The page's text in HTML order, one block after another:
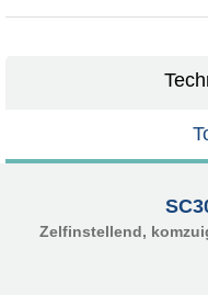
Zelfinstellend,